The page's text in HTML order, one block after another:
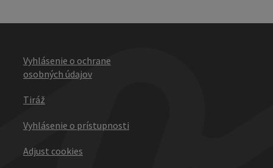
Vyhlásenie o ochrane
osobných údajov
Tiráž
Vyhlásenie o prístupnosti
Adjust cookies